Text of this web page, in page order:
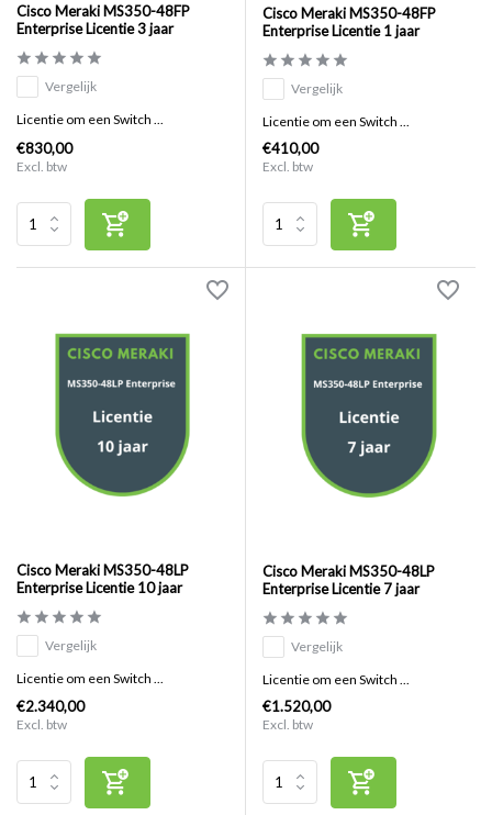
Cisco Meraki MS350-48FP
Enterprise Licentie 3 jaar
Vergelijk
Licentie om een Switch ...
€830,00
Excl. btw
Cisco Meraki MS350-48FP
Enterprise Licentie 1 jaar
Vergelijk
Licentie om een Switch ...
€410,00
Excl. btw
Cisco Meraki MS350-48LP
Enterprise Licentie 10 jaar
Vergelijk
Licentie om een Switch ...
€2.340,00
Excl. btw
Cisco Meraki MS350-48LP
Enterprise Licentie 7 jaar
Vergelijk
Licentie om een Switch ...
€1.520,00
Excl. btw